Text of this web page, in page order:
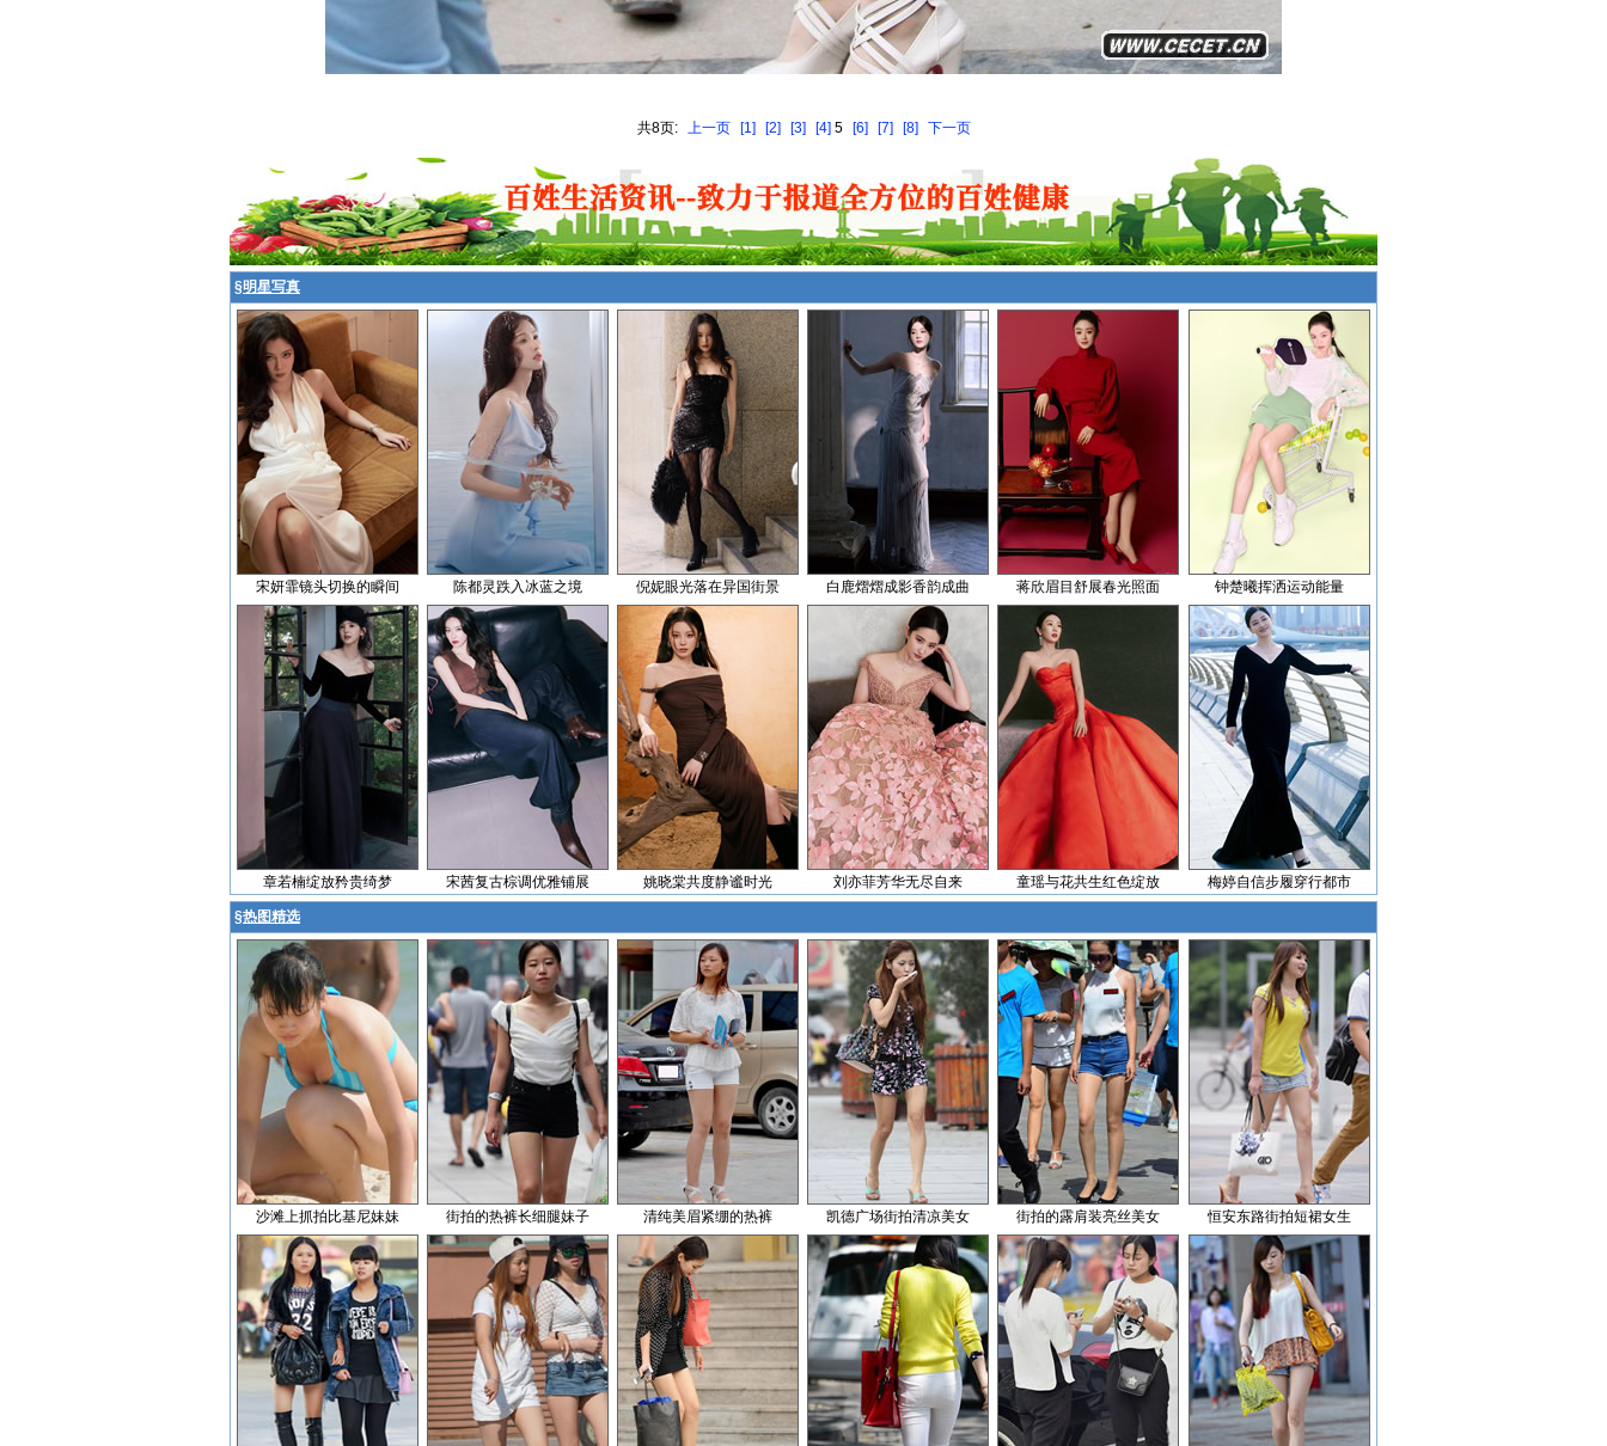
共8页: 上一页 [1] [2] [3] [4] 5 [6] [7] [8] 下一页
§明星写真
宋妍霏镜头切换的瞬间 陈都灵跌入冰蓝之境 倪妮眼光落在异国街景 白鹿熠熠成影香韵成曲 蒋欣眉目舒展春光照面 钟楚曦挥洒运动能量
章若楠绽放矜贵绮梦 宋茜复古棕调优雅铺展 姚晓棠共度静谧时光 刘亦菲芳华无尽自来 童瑶与花共生红色绽放 梅婷自信步履穿行都市
§热图精选
沙滩上抓拍比基尼妹妹 街拍的热裤长细腿妹子 清纯美眉紧绷的热裤 凯德广场街拍清凉美女 街拍的露肩装亮丝美女 恒安东路街拍短裙女生